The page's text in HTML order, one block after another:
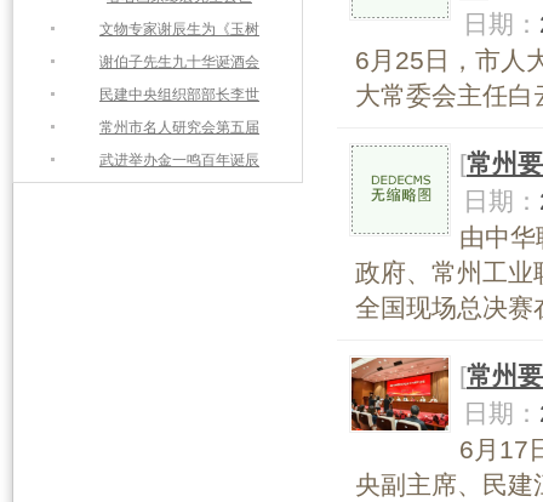
文物专家谢辰生为《玉树
谢伯子先生九十华诞酒会
民建中央组织部部长李世
常州市名人研究会第五届
武进举办金一鸣百年诞辰
日期：
6月25日，市人
大常委会主任
[常州
日期：
由中
政府、常州工业
全国现场总决赛
[常州
日期：
6月17
央副主席、民